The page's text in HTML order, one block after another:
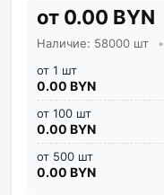
от 0.00 BYN
Наличие: 58000 шт •
от 1 шт
0.00 BYN
от 100 шт
0.00 BYN
от 500 шт
0.00 BYN